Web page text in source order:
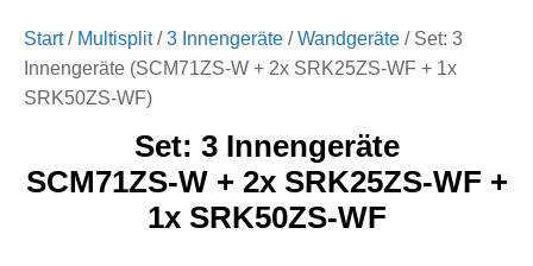
Start/ Multisplit/3 Innengeräte /Wandgeräte / Set: 3
Innengeräte (SCM71ZS-W + 2x SRK25ZS-WF + 1x
SRK50ZS-WF)
Set: 3 Innengeräte
SCM71ZS-W + 2x SRK25ZS-WF +
1x SRK50ZS-WF